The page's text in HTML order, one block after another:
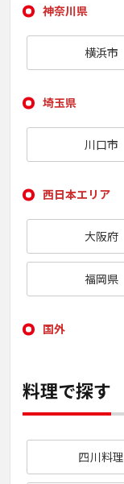
神奈川県
横浜市
埼玉県
川口市
西日本エリア
大阪府
福岡県
国外
料理で探す
四川料理